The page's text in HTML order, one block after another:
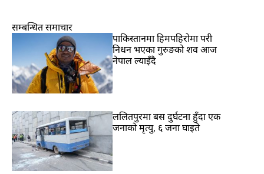
सम्बन्धित समाचार
पाकिस्तानमा हिमपहिरोमा परी
निधन भएका गुरुङको शव आज
नेपाल ल्याइँदै
ललितपुरमा बस दुर्घटना हुँदा एक
जनाको मृत्यु, ६ जना घाइते